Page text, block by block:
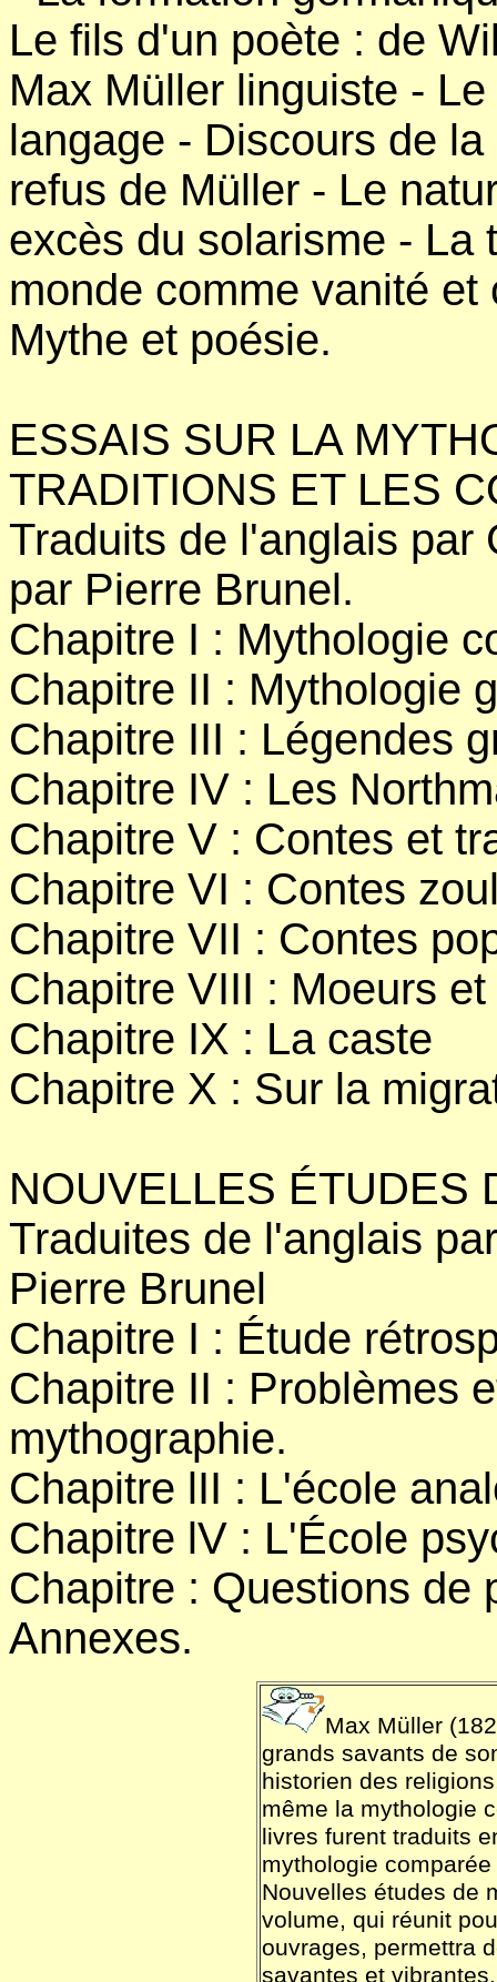
Le fils d'un poète : de
Max Müller linguiste -
langage - Discours de
refus de Müller - Le
excès du solarisme - La
monde comme vanité
Mythe et poésie.
ESSAIS SUR LA
TRADITIONS ET LES
Traduits de l'anglais par
par Pierre Brunel.
Chapitre I : Mythologie
Chapitre II : Mythologie
Chapitre III : Légendes
Chapitre IV : Les
Chapitre V : Contes et
Chapitre VI : Contes
Chapitre VII : Contes
Chapitre VIII : Moeurs
Chapitre IX : La caste
Chapitre X : Sur la
NOUVELLES ÉTUDES
Traduites de l'anglais
Pierre Brunel
Chapitre I : Étude
Chapitre II : Problèmes
mythographie.
Chapitre lII : L'école
Chapitre lV : L'École
Chapitre : Questions de
Annexes.
Max Müller
grands savants de
historien des
même la mythologie
livres furent traduits
mythologie
Nouvelles études de
volume, qui réunit
ouvrages, permettra
savantes et